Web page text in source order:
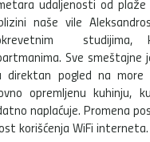
udaljenosti od plaže
naše vile
studijima,
Sve smeštajne
direktan pogled na
opremljenu kuhinju,
naplaćuje. Promena
korišćenja WiFi interneta.